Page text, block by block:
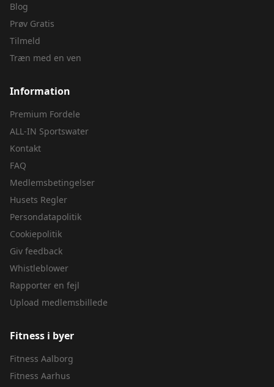
Blog
Prøv Gratis
Tilmeld
Træn med en ven
Information
Premium Fordele
ALL-IN Sportswater
Kontakt
FAQ
Medlemsbetingelser
Husets Regler
Persondatapolitik
Cookiepolitik
Giv feedback
Whistleblower
Rapporter en fejl
Upload medlemsbillede
Fitness i byer
Fitness Aalborg
Fitness Aarhus